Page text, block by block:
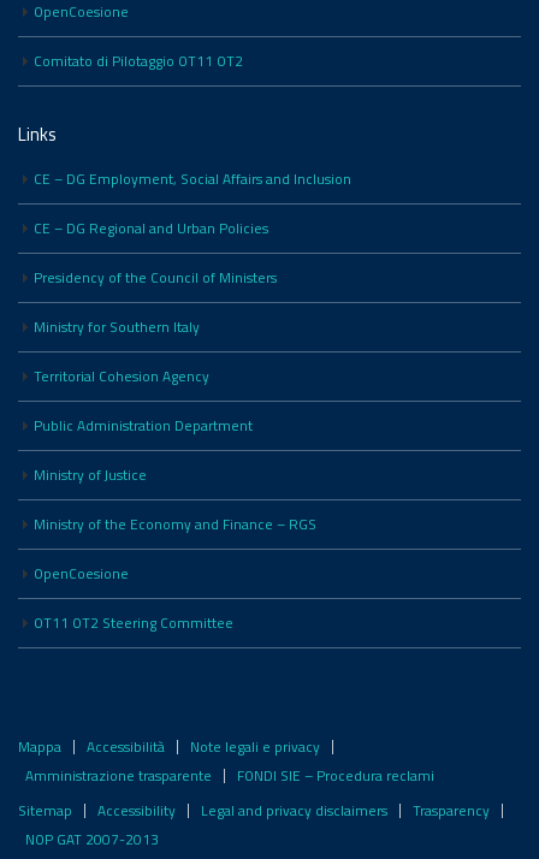
OpenCoesione
Comitato di Pilotaggio OT11 OT2
Links
CE – DG Employment, Social Affairs and Inclusion
CE – DG Regional and Urban Policies
Presidency of the Council of Ministers
Ministry for Southern Italy
Territorial Cohesion Agency
Public Administration Department
Ministry of Justice
Ministry of the Economy and Finance – RGS
OpenCoesione
OT11 OT2 Steering Committee
Mappa Accessibilità
Note legali e privacy
Amministrazione trasparente
FONDI SIE – Procedura reclami
Sitemap
Accessibility Legal and privacy disclaimers
Trasparency
NOP GAT 2007-2013